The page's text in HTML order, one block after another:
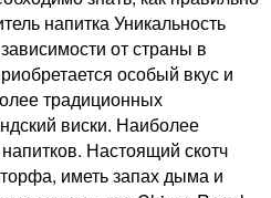
напитка Уникальность
от страны в
особый вкус и
традиционных
виски. Наиболее
Настоящий скотч
иметь запах дыма и